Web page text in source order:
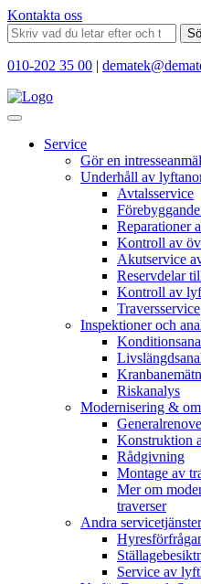
Kontakta oss
010-202 35 00 |
Service
Gör en
Underhåll av
Avtalsservice
Reparationer
Kontroll av
Akutservice
Reservdelar
Kontroll av
Traversservice
Inspektioner och
Riskanalys
Modernisering &
Konstruktion
Rådgivning
Montage av
Mer om
traverser
Andra servicetjänster
Service av